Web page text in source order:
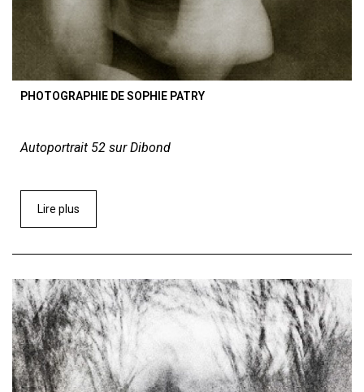
PHOTOGRAPHIE DE SOPHIE PATRY
Autoportrait 52 sur Dibond
Lire plus